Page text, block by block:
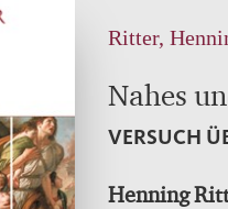
Ritter,
Nahes
VERSUCH
Henning